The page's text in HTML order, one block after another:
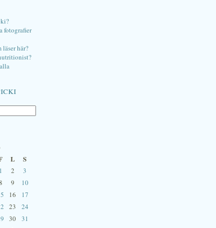
fotografier
här?
L S
1 2
3
9
10
16
17
23
24
30 31